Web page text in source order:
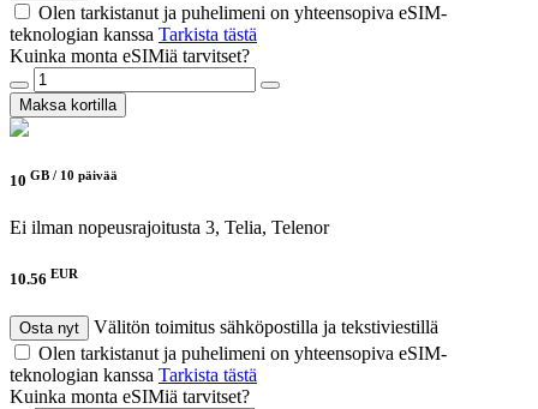
Olen tarkistanut ja puhelimeni on yhteensopiva eSIM-
teknologian kanssa Tarkista tästä
Kuinka monta eSIMiä tarvitset?
Maksa kortilla
10 GB / 10 päivää
Ei ilman nopeusrajoitusta 3, Telia, Telenor
10.56 EUR
Osta nyt
Välitön toimitus sähköpostilla ja tekstiviestillä
Olen tarkistanut ja puhelimeni on yhteensopiva eSIM-
teknologian kanssa Tarkista tästä
Kuinka monta eSIMiä tarvitset?